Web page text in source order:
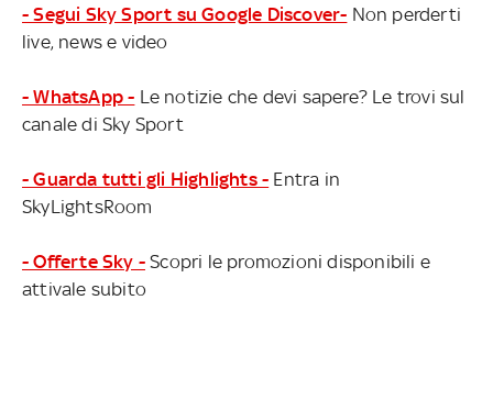
- Segui Sky Sport su Google Discover- Non perderti
live, news e video
- WhatsApp - Le notizie che devi sapere? Le trovi sul
canale di Sky Sport
- Guarda tutti gli Highlights - Entra in
SkyLightsRoom
- Offerte Sky - Scopri le promozioni disponibili e
attivale subito